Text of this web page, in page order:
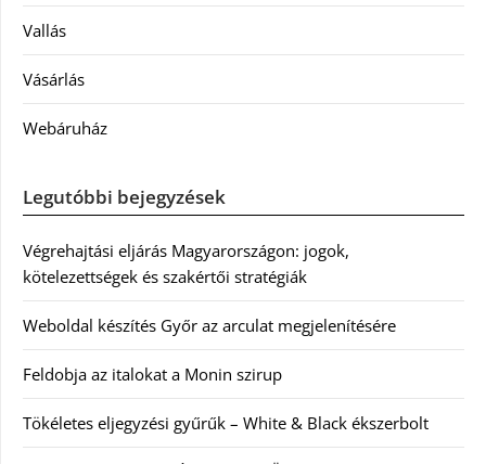
Vallás
Vásárlás
Webáruház
Legutóbbi bejegyzések
Végrehajtási eljárás Magyarországon: jogok,
kötelezettségek és szakértői stratégiák
Weboldal készítés Győr az arculat megjelenítésére
Feldobja az italokat a Monin szirup
Tökéletes eljegyzési gyűrűk – White & Black ékszerbolt